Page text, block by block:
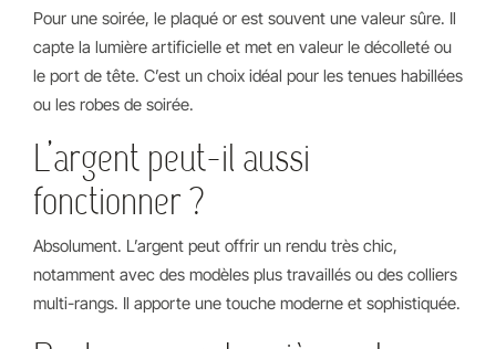
Pour une soirée, le plaqué or est souvent une valeur sûre. Il
capte la lumière artificielle et met en valeur le décolleté ou
le port de tête. C’est un choix idéal pour les tenues habillées
ou les robes de soirée.
L’argent peut-il aussi
fonctionner ?
Absolument. L’argent peut offrir un rendu très chic,
notamment avec des modèles plus travaillés ou des colliers
multi-rangs. Il apporte une touche moderne et sophistiquée.